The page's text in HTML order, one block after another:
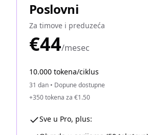
Poslovni
Za timove i preduzeća
€44/mesec
10.000 tokena/ciklus
31 dan • Dopune dostupne
+350 tokena za €1.50
Sve u Pro, plus: